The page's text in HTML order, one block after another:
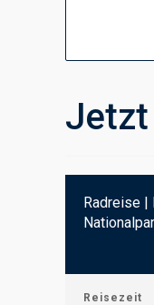
Jetzt
Radreise |
Reisezeit